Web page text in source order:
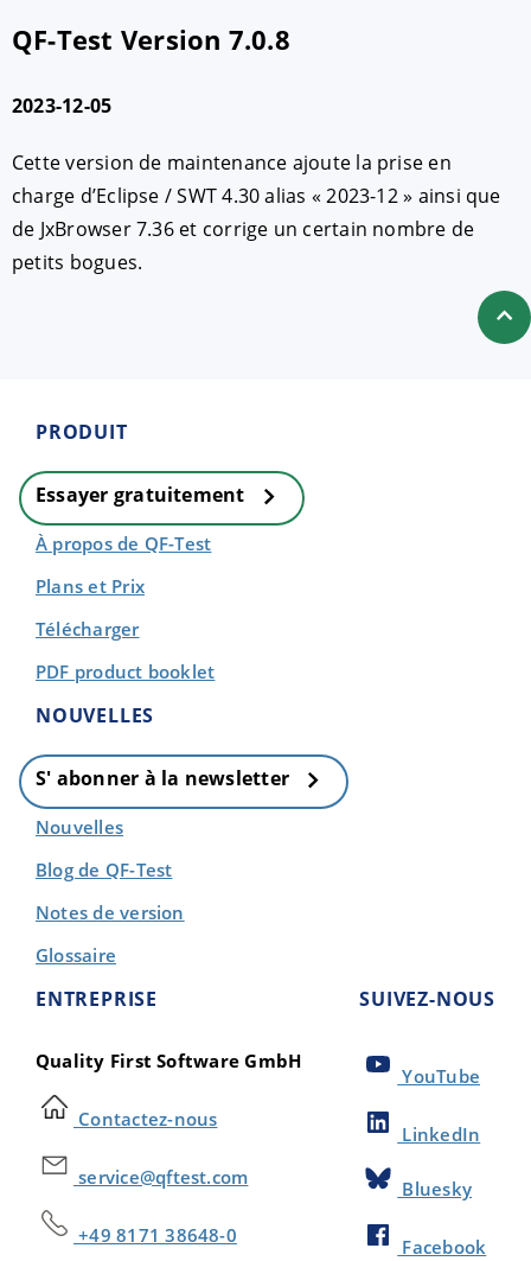
QF-Test Version 7.0.8
2023-12-05
Cette version de maintenance ajoute la prise en
charge d’Eclipse / SWT 4.30 alias « 2023-12 » ainsi que
de JxBrowser 7.36 et corrige un certain nombre de
petits bogues.
PRODUIT
Essayer gratuitement
À propos de QF-Test
Plans et Prix
Télécharger
PDF product booklet
NOUVELLES
S' abonner à la newsletter
Nouvelles
Blog de QF-Test
Notes de version
Glossaire
ENTREPRISE
Quality First Software GmbH
Contactez-nous
service@qftest.com
+49 8171 38648-0
SUIVEZ-NOUS
YouTube
LinkedIn
Bluesky
Facebook